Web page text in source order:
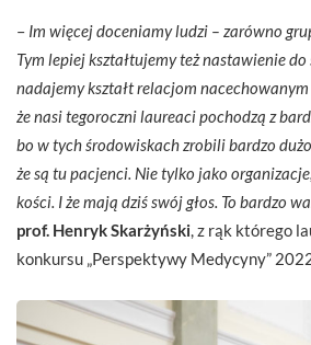
– Im więcej doceniamy ludzi – zarówno
Tym lepiej kształtujemy też nastawienie
nadajemy kształt relacjom
że nasi tegoroczni laureaci pochodzą z
bo w tych środowiskach zrobili bardzo
że są tu pacjenci. Nie tylko jako
kości. I że mają dziś swój głos. To bardzo
prof. Henryk Skarżyński, z rąk którego
konkursu „Perspektywy Medycyny”